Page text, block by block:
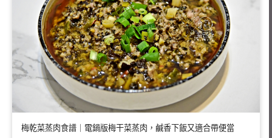
梅乾菜蒸肉食譜｜電鍋版梅干菜蒸肉，鹹香下飯又適合帶便當